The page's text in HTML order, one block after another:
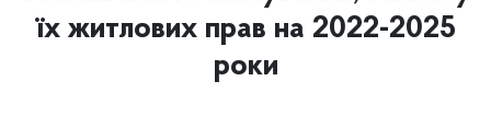
їх житлових прав на 2022-2025
роки